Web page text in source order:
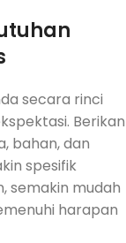
secara rinci
Berikan
bahan, dan
spesifik
semakin mudah
harapan